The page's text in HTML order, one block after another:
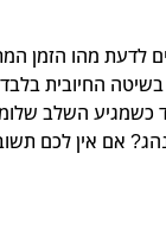
לדעת מהו הזמן
החיובית
השלב